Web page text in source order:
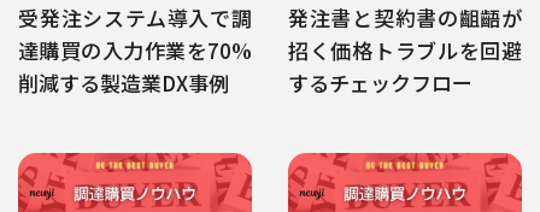
受発注システム導入で調
達購買の入力作業を70%
削減する製造業DX事例
発注書と契約書の齟齬が
招く価格トラブルを回避
するチェックフロー